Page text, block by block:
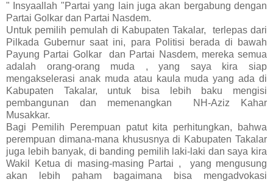
" Insyaallah "Partai yang lain juga akan bergabung dengan
Partai Golkar dan Partai Nasdem.
Untuk pemilih pemulah di Kabupaten Takalar, terlepas dari
Pilkada Gubernur saat ini, para Politisi berada di bawah
Payung Partai Golkar dan Partai Nasdem, mereka semua
adalah orang-orang muda , yang saya kira siap
mengakselerasi anak muda atau kaula muda yang ada di
Kabupaten Takalar, untuk bisa lebih baku mengisi
pembangunan dan memenangkan NH-Aziz Kahar
Musakkar.
Bagi Pemilih Perempuan patut kita perhitungkan, bahwa
perempuan dimana-mana khususnya di Kabupaten Takalar
juga lebih banyak, di banding pemilih laki-laki dan saya kira
Wakil Ketua di masing-masing Partai , yang mengusung
akan lebih paham bagaimana bisa mengadvokasi